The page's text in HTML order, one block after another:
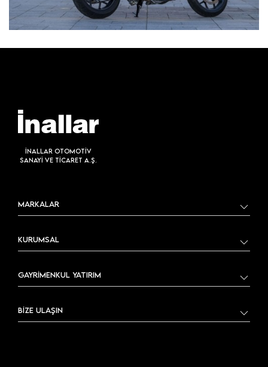
İNALLAR OTOMOTİV
SANAYİ VE TİCARET A.Ş.
MARKALAR
KURUMSAL
GAYRİMENKUL YATIRIM
BİZE ULAŞIN